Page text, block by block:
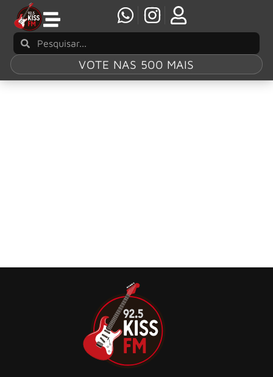
VOTE NAS 500 MAIS